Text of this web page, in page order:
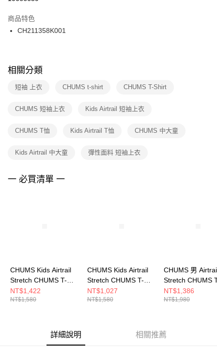
２．訂單成立數日內，您將收到繳費通知簡訊。
３．收到繳費通知簡訊後14天內，點擊此簡訊中的連結，可透過四大超商／
ATM／網路銀行／等多元方式進行付款，方視為交易完成。
※ 交易是否成功請以「AFTEE先享後付 」之結帳頁面顯示為準，若有關於
是否繳費成功／繳費後需取消欲退款等相關疑問，請聯繫「AFTEE先享後付
客戶支援中心」
https://netprotections.freshdesk.com/support/home
１．透過由恩沛科技股份有限公司提供之「AFTEE先享後付」服務完成之交
權轉讓予恩沛科技股份有限公司。
３．未成年的使用者請事先徵得法定代理人或監護人之同意方可使用
４．使用「AFTEE先享後付」時，將依據個別帳號之用戶狀況，依本公司即
付款後門市自取
每筆NT$100，滿NT$1,500(含以上)免運費
商品特色
CH211358K001
相關分類
短袖 上衣 CHUMS t-shirt CHUMS T-Shirt
CHUMS 短袖上衣 Kids Airtrail 短袖上衣
CHUMS T恤 Kids Airtrail T恤 CHUMS 中大童
Kids Airtrail 中大童 彈性面料 短袖上衣
一 必買清單 一
CHUMS Kids Airtrail
Stretch CHUMS T-
Shirt 中大童 短袖上衣
淺灰 CH211358G020
NT$1,422
NT$1,580
CHUMS Kids Airtrail
Stretch CHUMS T-
Shirt 中大童 短袖上衣
卡其綠
NT$1,027
NT$1,580
CHUMS 男
Stretch CHUMS
Shirt短袖上衣
CH012580Y074
NT$1,386
NT$1,980
詳細說明 相關推薦